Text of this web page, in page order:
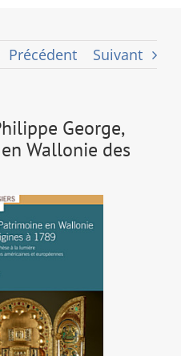
Précédent Suivant
George,
Wallonie des